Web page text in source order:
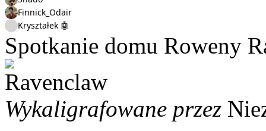
Finnick_Odair
Kryształek 🤖
Spotkanie domu Roweny
Wykaligrafowane przez